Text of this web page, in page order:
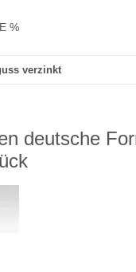
%
verzinkt
deutsche